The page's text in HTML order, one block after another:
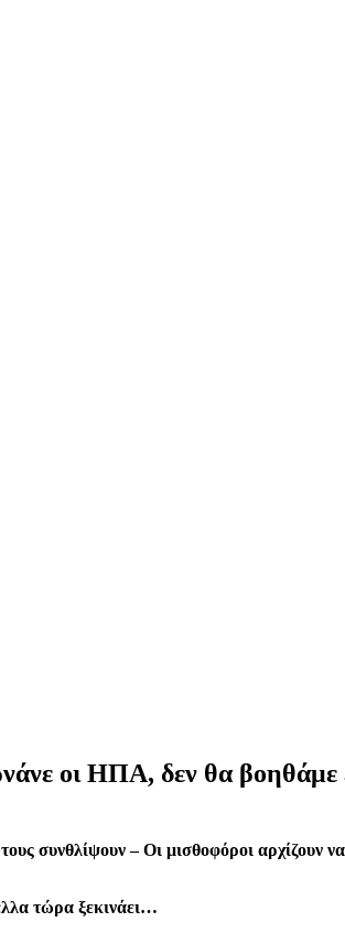
οι ΗΠΑ, δεν θα βοηθάμε
συνθλίψουν – Οι μισθοφόροι αρχίζουν
τώρα ξεκινάει…